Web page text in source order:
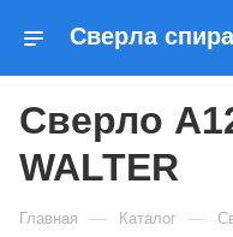
Сверло
WALTER
Главная — Каталог —